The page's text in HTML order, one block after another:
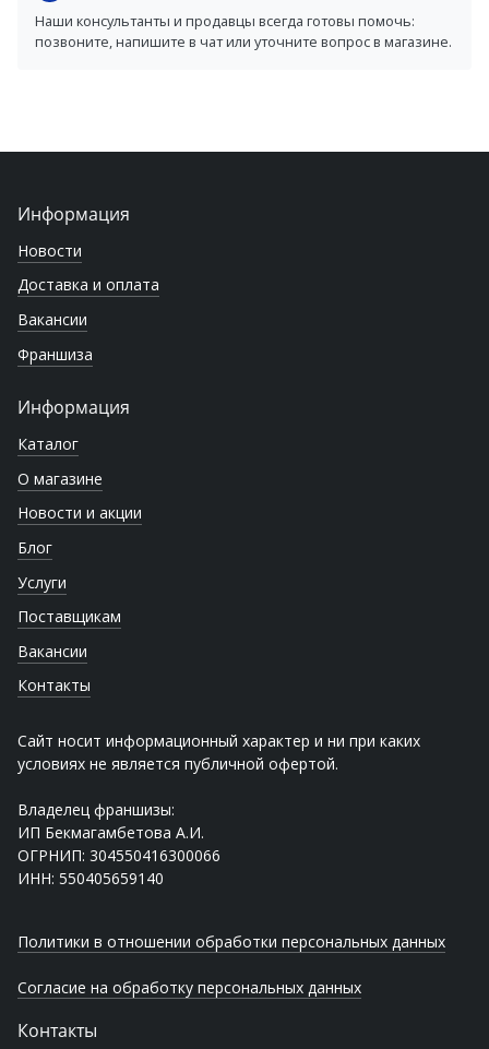
Наши консультанты и продавцы всегда готовы помочь:
позвоните, напишите в чат или уточните вопрос в магазине.
Информация
Новости
Доставка и оплата
Вакансии
Франшиза
Информация
Каталог
О магазине
Новости и акции
Блог
Услуги
Поставщикам
Вакансии
Контакты
Сайт носит информационный характер и ни при каких
условиях не является публичной офертой.
Владелец франшизы:
ИП Бекмагамбетова А.И.
ОГРНИП: 304550416300066
ИНН: 550405659140
Политики в отношении обработки персональных данных
Согласие на обработку персональных данных
Контакты